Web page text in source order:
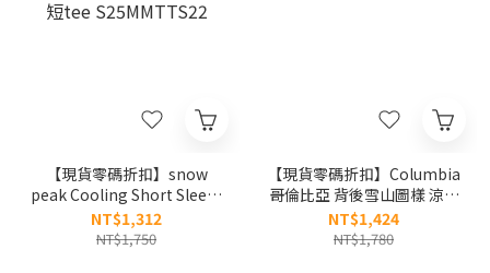
【現貨零碼折扣】snow
peak Cooling Short Sleeve
T-shirt 超涼感 印花小logo
短tee S25MMTTS22
NT$1,312
NT$1,750
【現貨零碼折扣】Columbia
哥倫比亞 背後雪山圖樣 涼感
短tee PM0950
NT$1,424
NT$1,780